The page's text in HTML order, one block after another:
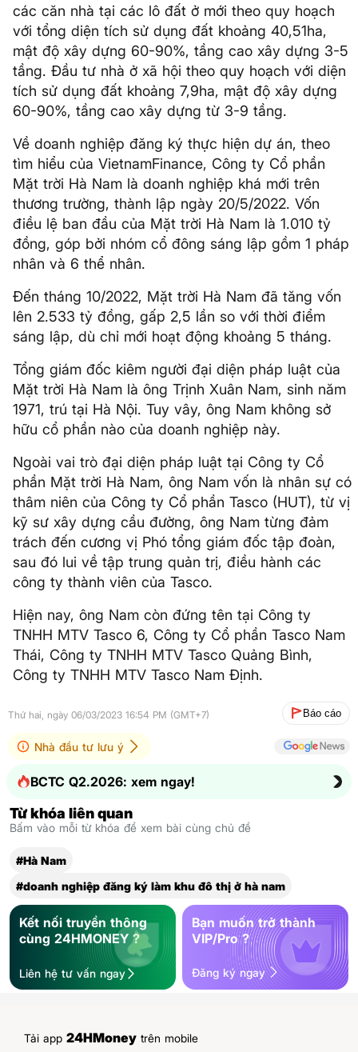
các căn nhà tại các lô đất ở mới theo quy hoạch
với tổng diện tích sử dụng đất khoảng 40,51ha,
mật độ xây dựng 60-90%, tầng cao xây dựng 3-5
tầng. Đầu tư nhà ở xã hội theo quy hoạch với diện
tích sử dụng đất khoảng 7,9ha, mật độ xây dựng
60-90%, tầng cao xây dựng từ 3-9 tầng.
Về doanh nghiệp đăng ký thực hiện dự án, theo
tìm hiểu của VietnamFinance, Công ty Cổ phần
Mặt trời Hà Nam là doanh nghiệp khá mới trên
thương trường, thành lập ngày 20/5/2022. Vốn
điều lệ ban đầu của Mặt trời Hà Nam là 1.010 tỷ
đồng, góp bởi nhóm cổ đông sáng lập gồm 1 pháp
nhân và 6 thể nhân.
Đến tháng 10/2022, Mặt trời Hà Nam đã tăng vốn
lên 2.533 tỷ đồng, gấp 2,5 lần so với thời điểm
sáng lập, dù chỉ mới hoạt động khoảng 5 tháng.
Tổng giám đốc kiêm người đại diện pháp luật của
Mặt trời Hà Nam là ông Trịnh Xuân Nam, sinh năm
1971, trú tại Hà Nội. Tuy vây, ông Nam không sở
hữu cổ phần nào của doanh nghiệp này.
Ngoài vai trò đại diện pháp luật tại Công ty Cổ
phần Mặt trời Hà Nam, ông Nam vốn là nhân sự có
thâm niên của Công ty Cổ phần Tasco (HUT), từ vị
kỹ sư xây dựng cầu đường, ông Nam từng đảm
trách đến cương vị Phó tổng giám đốc tập đoàn,
sau đó lui về tập trung quản trị, điều hành các
công ty thành viên của Tasco.
Hiện nay, ông Nam còn đứng tên tại Công ty
TNHH MTV Tasco 6, Công ty Cổ phần Tasco Nam
Thái, Công ty TNHH MTV Tasco Quảng Bình,
Công ty TNHH MTV Tasco Nam Định.
Thứ hai, ngày 06/03/2023 16:54 PM (GMT+7) Báo cáo
Nhà đầu tư lưu ý
BCTC Q2.2026: xem ngay!
Từ khóa liên quan
Bấm vào mỗi từ khóa để xem bài cùng chủ đề
#Hà Nam
#doanh nghiệp đăng ký làm khu đô thị ở hà nam
Kết nối truyền thông
cùng 24HMONEY ?
Liên hệ tư vấn ngay
Bạn muốn trở thành
VIP/Pro ?
Đăng ký ngay
Tải app 24HMoney trên mobile